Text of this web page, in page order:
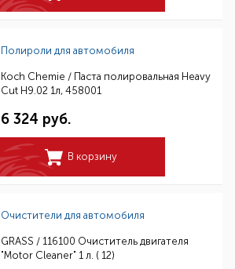
Полироли для автомобиля
Koch Chemie / Паста полировальная Heavy
Cut H9.02 1л, 458001
6 324 руб.
В корзину
Очистители для автомобиля
GRASS / 116100 Очиститель двигателя
"Motor Cleaner" 1 л. ( 12)